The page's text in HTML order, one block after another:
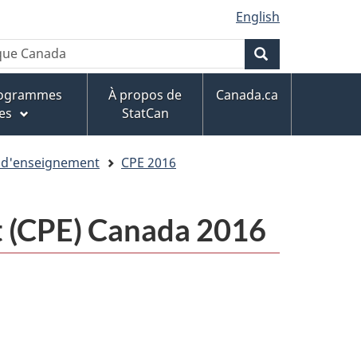
English
À propos de
StatCan
Canada.ca
CPE 2016
Canada 2016